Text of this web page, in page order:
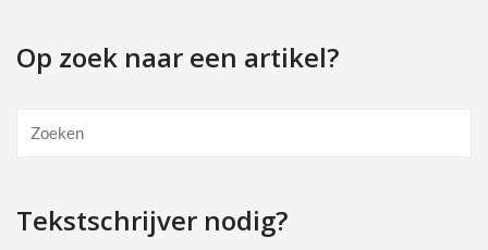
Op zoek naar een artikel?
Tekstschrijver nodig?